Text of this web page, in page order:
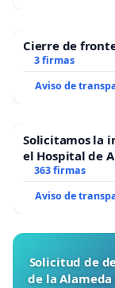
Cierre de
3 firmas
Aviso de
Solicitamos la
el Hospital de
363 firmas
Aviso de
Solicitud de
de la